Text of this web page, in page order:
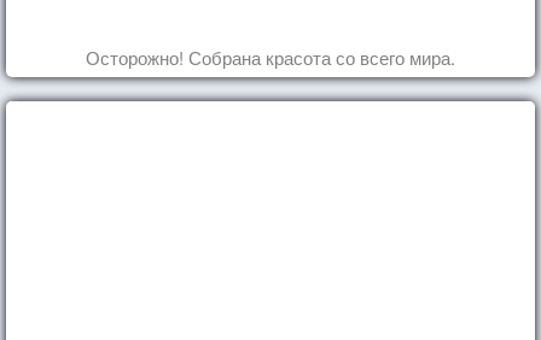
Осторожно! Собрана красота со всего мира.